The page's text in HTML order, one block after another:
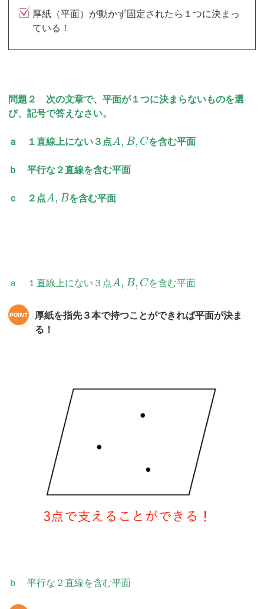
厚紙（平面）が動かず固定されたら１つに決まっ
ている！
問題２ 次の文章で、平面が１つに決まらないものを選
び、記号で答えなさい。
ａ １直線上にない３点A, B, Cを含む平面
ｂ 平行な２直線を含む平面
ｃ ２点A, Bを含む平面
ａ １直線上にない３点A, B, Cを含む平面
厚紙を指先３本で持つことができれば平面が決ま
る！
ｂ 平行な２直線を含む平面